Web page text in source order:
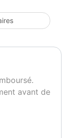
environ,
dégivrants,
BMW
du moteur BMW
avant de